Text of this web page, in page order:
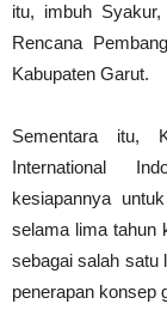
itu, imbuh
Rencana
Kabupaten Garut.
Sementara itu,
International
kesiapannya
selama lima tahun
sebagai salah satu
penerapan konsep